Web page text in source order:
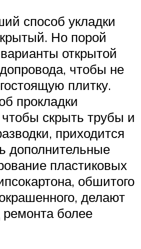
способ укладки
Но порой
открытой
чтобы не
плитку.
прокладки
скрыть трубы и
приходится
дополнительные
пластиковых
обшитого
делают
более